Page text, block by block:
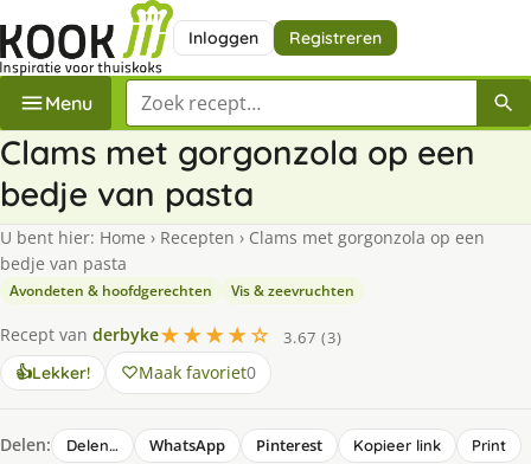
Inloggen Registreren
Menu Zoek een recept
Clams met gorgonzola op een
bedje van pasta
U bent hier: Home › Recepten › Clams met gorgonzola op een
bedje van pasta
Avondeten & hoofdgerechten Vis & zeevruchten
Recept van derbyke★★★★☆
3.67 (3)
👍Lekker! Maak favoriet0
Delen: Delen… WhatsApp Pinterest Kopieer link Print